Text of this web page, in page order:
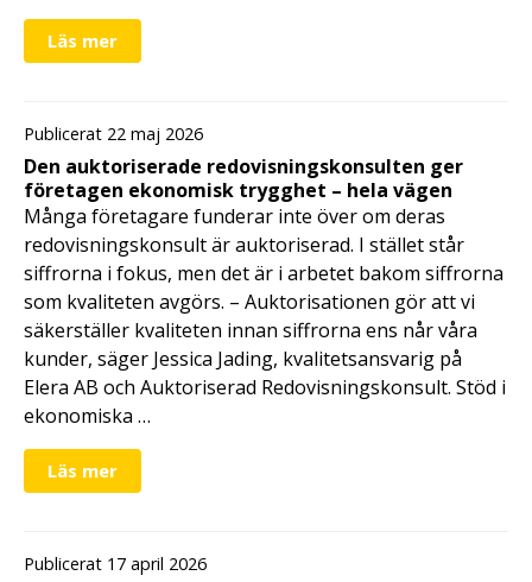
Läs mer
Publicerat 22 maj 2026
Den auktoriserade redovisningskonsulten ger
företagen ekonomisk trygghet – hela vägen
Många företagare funderar inte över om deras
redovisningskonsult är auktoriserad. I stället står
siffrorna i fokus, men det är i arbetet bakom siffrorna
som kvaliteten avgörs. – Auktorisationen gör att vi
säkerställer kvaliteten innan siffrorna ens når våra
kunder, säger Jessica Jading, kvalitetsansvarig på
Elera AB och Auktoriserad Redovisningskonsult. Stöd i
ekonomiska …
Läs mer
Publicerat 17 april 2026